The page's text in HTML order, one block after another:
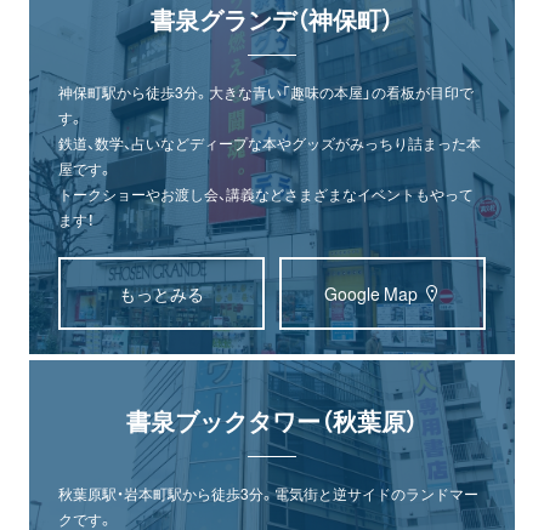
書泉グランデ（神保町）
神保町駅から徒歩3分。大きな青い「趣味の本屋」の看板が目印で
す。
鉄道、数学、占いなどディープな本やグッズがみっちり詰まった本
屋です。
トークショーやお渡し会、講義などさまざまなイベントもやって
ます！
もっとみる Google Map
書泉ブックタワー（秋葉原）
秋葉原駅・岩本町駅から徒歩3分。電気街と逆サイドのランドマー
クです。